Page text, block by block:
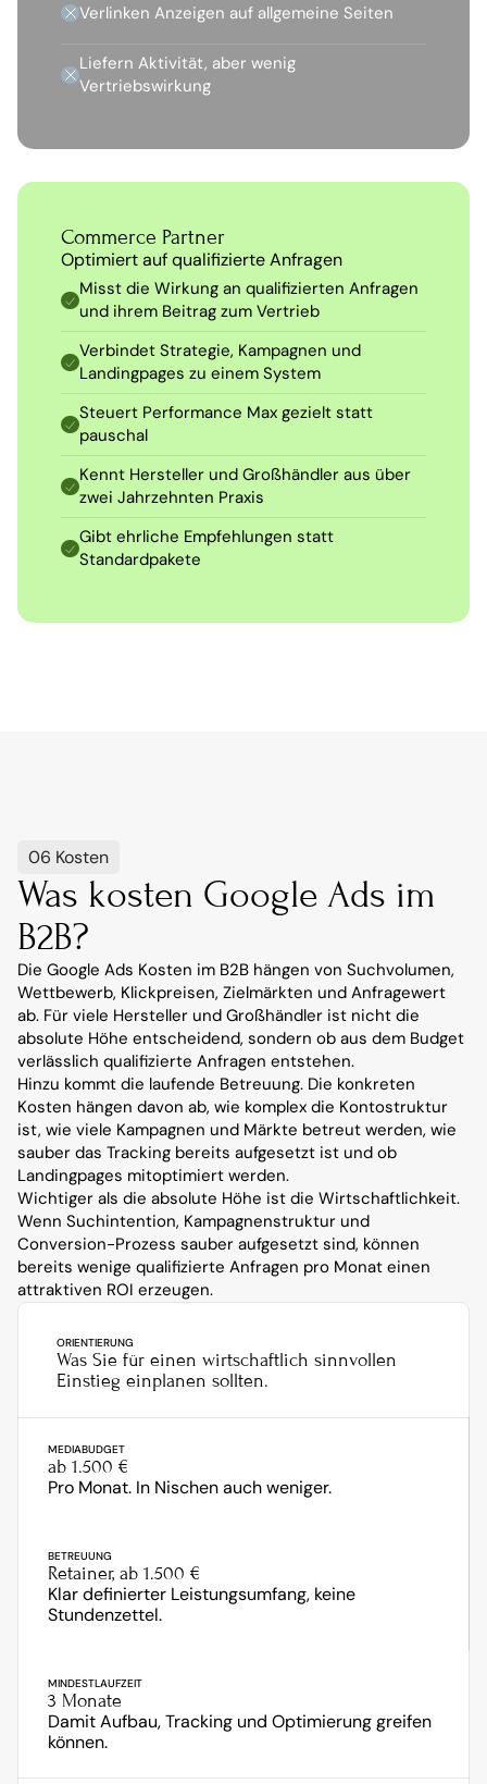
Verlinken Anzeigen auf allgemeine Seiten
Liefern Aktivität, aber wenig
Vertriebswirkung
Commerce Partner
Optimiert auf qualifizierte Anfragen
Misst die Wirkung an qualifizierten Anfragen
und ihrem Beitrag zum Vertrieb
Verbindet Strategie, Kampagnen und
Landingpages zu einem System
Steuert Performance Max gezielt statt
pauschal
Kennt Hersteller und Großhändler aus über
zwei Jahrzehnten Praxis
Gibt ehrliche Empfehlungen statt
Standardpakete
06 Kosten
Was kosten Google Ads im
B2B?
Die Google Ads Kosten im B2B hängen von Suchvolumen,
Wettbewerb, Klickpreisen, Zielmärkten und Anfragewert
ab. Für viele Hersteller und Großhändler ist nicht die
absolute Höhe entscheidend, sondern ob aus dem Budget
verlässlich qualifizierte Anfragen entstehen.
Hinzu kommt die laufende Betreuung. Die konkreten
Kosten hängen davon ab, wie komplex die Kontostruktur
ist, wie viele Kampagnen und Märkte betreut werden, wie
sauber das Tracking bereits aufgesetzt ist und ob
Landingpages mitoptimiert werden.
Wichtiger als die absolute Höhe ist die Wirtschaftlichkeit.
Wenn Suchintention, Kampagnenstruktur und
Conversion-Prozess sauber aufgesetzt sind, können
bereits wenige qualifizierte Anfragen pro Monat einen
attraktiven ROI erzeugen.
ORIENTIERUNG
Was Sie für einen wirtschaftlich sinnvollen
Einstieg einplanen sollten.
MEDIABUDGET
ab 1.500 €
Pro Monat. In Nischen auch weniger.
BETREUUNG
Retainer, ab 1.500 €
Klar definierter Leistungsumfang, keine
Stundenzettel.
MINDESTLAUFZEIT
3 Monate
Damit Aufbau, Tracking und Optimierung greifen
können.